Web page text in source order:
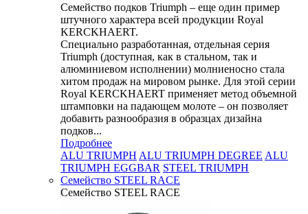
Семейство подков Triumph – еще один пример
штучного характера всей продукции Royal
KERCKHAERT.
Специально разработанная, отдельная серия
Triumph (доступная, как в стальном, так и
алюминиевом исполнении) молниеносно стала
хитом продаж на мировом рынке. Для этой серии
Royal KERCKHAERT применяет метод объемной
штамповки на падающем молоте – он позволяет
добавить разнообразия в образцах дизайна
подков...
Подробнее
ALU TRIUMPH ALU TRIUMPH DEGREE ALU
TRIUMPH EGGBAR STEEL TRIUMPH
Семейство STEEL RACE
Семейство STEEL RACE